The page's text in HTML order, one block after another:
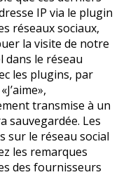
IP via le plugin
réseaux sociaux,
la visite de notre
le réseau
les plugins, par
transmise à un
sauvegardée. Les
sur le réseau social
les remarques
des fournisseurs